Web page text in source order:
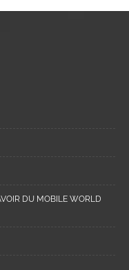
DU MOBILE WORLD